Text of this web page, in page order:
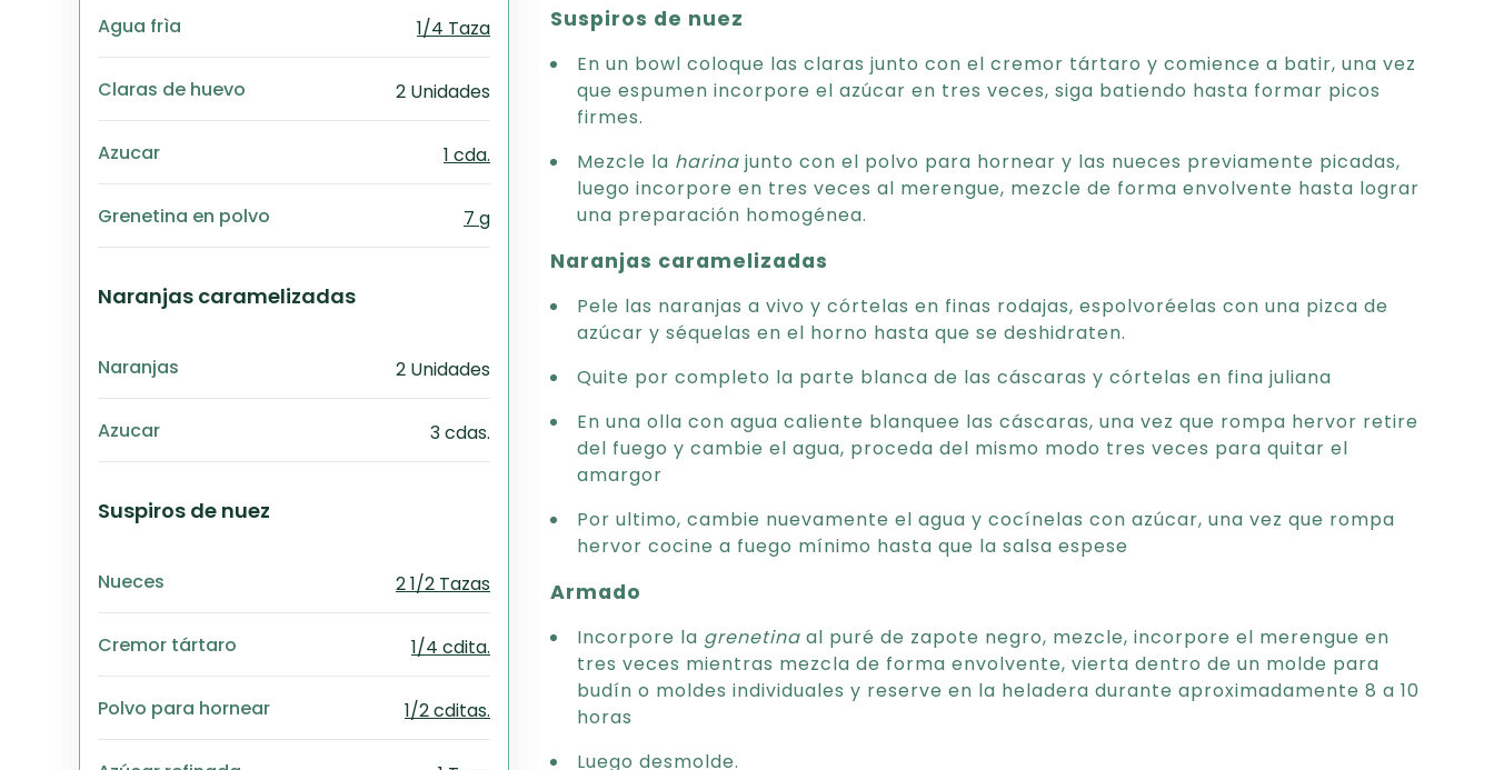
Agua frìa 1/4 Taza
Claras de huevo 2 Unidades
Azucar 1 cda.
Grenetina en polvo 7 g
Naranjas caramelizadas
Naranjas 2 Unidades
Azucar 3 cdas.
Suspiros de nuez
Nueces 2 1/2 Tazas
Cremor tártaro 1/4 cdita.
Polvo para hornear 1/2 cditas.
Suspiros de nuez
En un bowl coloque las claras junto con el cremor tártaro y comience a batir, una vez
que espumen incorpore el azúcar en tres veces, siga batiendo hasta formar picos
firmes.
Mezcle la harina junto con el polvo para hornear y las nueces previamente picadas,
luego incorpore en tres veces al merengue, mezcle de forma envolvente hasta lograr
una preparación homogénea.
Naranjas caramelizadas
Pele las naranjas a vivo y córtelas en finas rodajas, espolvoréelas con una pizca de
azúcar y séquelas en el horno hasta que se deshidraten.
Quite por completo la parte blanca de las cáscaras y córtelas en fina juliana
En una olla con agua caliente blanquee las cáscaras, una vez que rompa hervor retire
del fuego y cambie el agua, proceda del mismo modo tres veces para quitar el
amargor
Por ultimo, cambie nuevamente el agua y cocínelas con azúcar, una vez que rompa
hervor cocine a fuego mínimo hasta que la salsa espese
Armado
Incorpore la grenetina al puré de zapote negro, mezcle, incorpore el merengue en
tres veces mientras mezcla de forma envolvente, vierta dentro de un molde para
budín o moldes individuales y reserve en la heladera durante aproximadamente 8 a 10
horas
Luego desmolde.